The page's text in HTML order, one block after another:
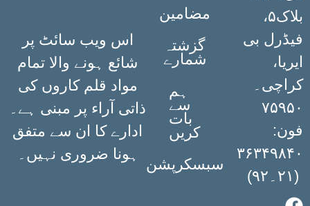
بلاک۵،
فیڈرل بی
ایریا،
کراچی۔
۷۵۹۵۰
فون:
(۲۱۔۹۲)
مضامین
گزشتہ
شمارے
ہم
سے
بات
کریں
سبسکرپشن
اس ویب سائٹ پر
شائع ہونے والا تمام
مواد قلم کاروں کی
ذاتی آراء پر مبنی ہے۔
ادارے کا ان سے متفق
ہونا ضروری نہیں۔